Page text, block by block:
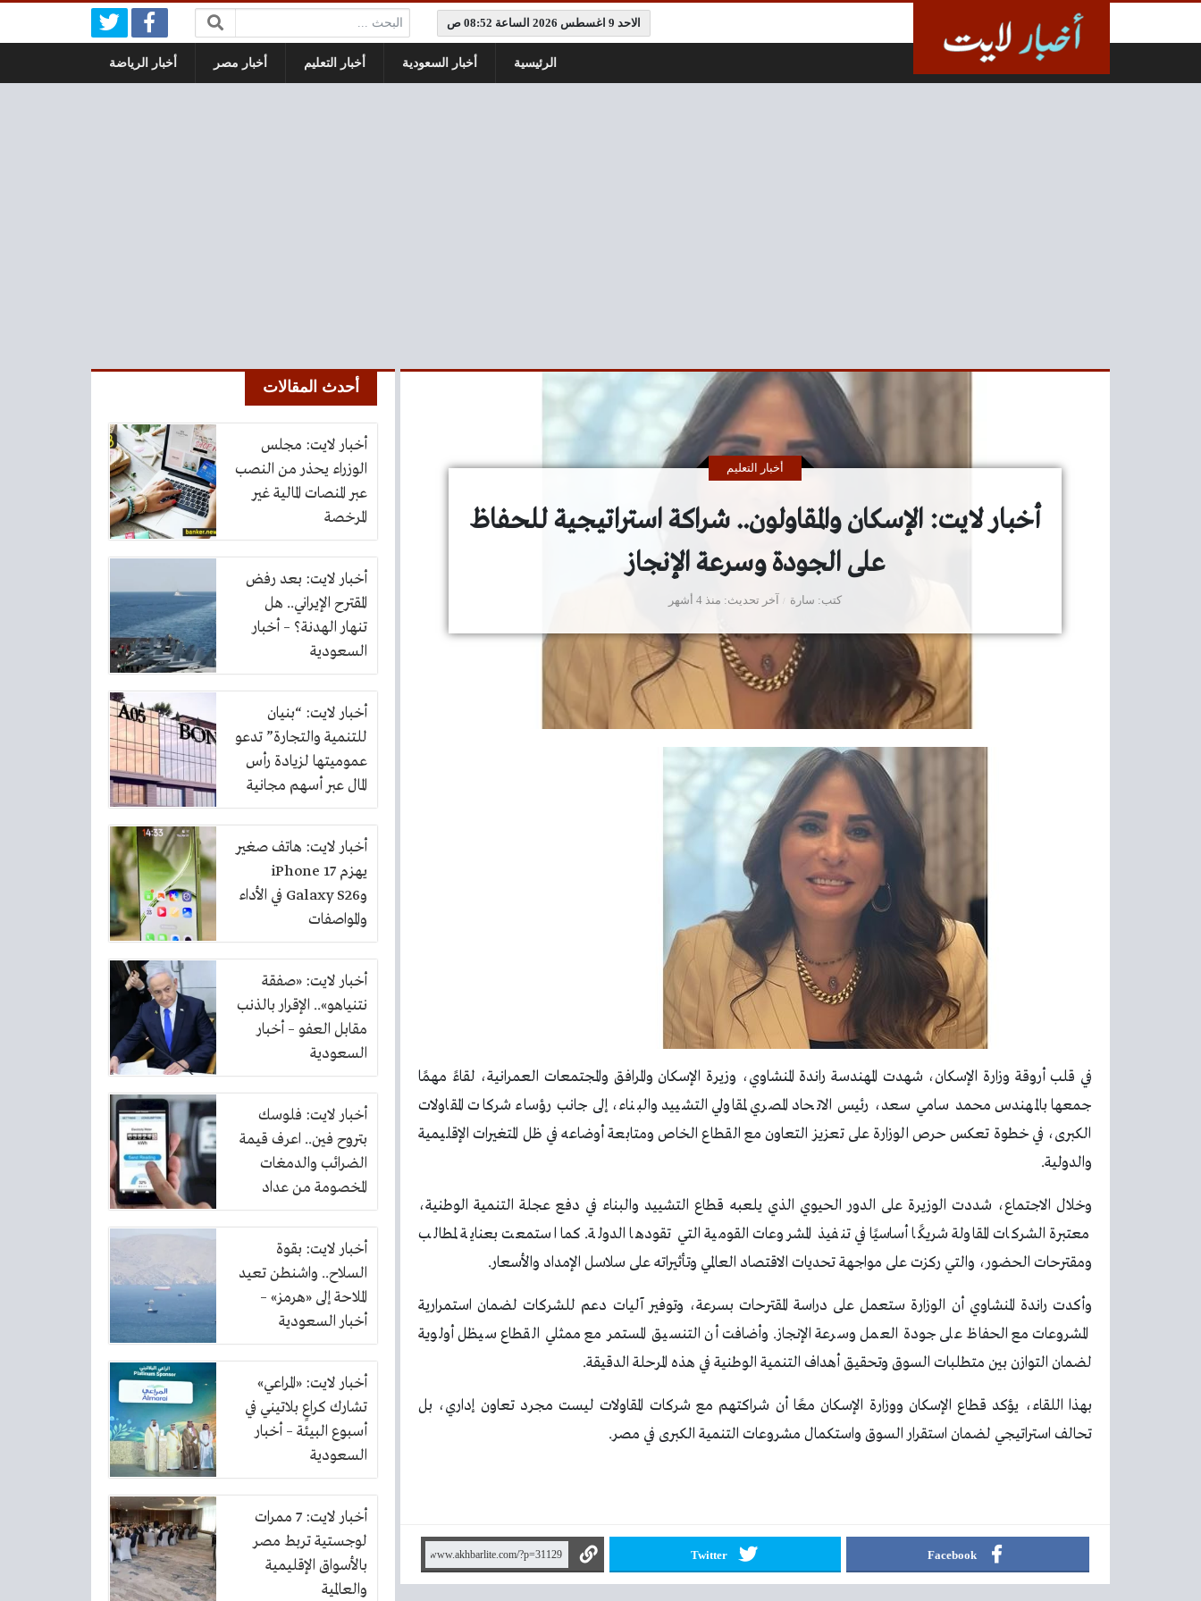
الاحد 9 اغسطس 2026 الساعة 08:52 ص البحث:
الرئيسية أخبار السعودية أخبار التعليم أخبار مصر أخبار الرياضة
أخبار لايت: الإسكان والمقاولون.. شراكة استراتيجية للحفاظ
على الجودة وسرعة الإنجاز
كتب سارة
أخبار التعليم
آخر تحديث منذ 4 أشهر
في قلب أروقة وزارة الإسكان، شهدت المهندسة راندة المنشاوي، وزيرة الإسكان والمرافق والمجتمعات العمرانية، لقاءً مهمًا
جمعها بالمهندس محمد سامي سعد، رئيس الاتحاد المصري لمقاولي التشييد والبناء، إلى جانب رؤساء شركات المقاولات
الكبرى، في خطوة تعكس حرص الوزارة على تعزيز التعاون مع القطاع الخاص ومتابعة أوضاعه في ظل المتغيرات الإقليمية
والدولية.
وخلال الاجتماع، شددت الوزيرة على الدور الحيوي الذي يلعبه قطاع التشييد والبناء في دفع عجلة التنمية الوطنية،
معتبرة الشركات المقاولة شريكًا أساسيًا في تنفيذ المشروعات القومية التي تقودها الدولة. كما استمعت بعناية لمطالب
ومقترحات الحضور، والتي ركزت على مواجهة تحديات الاقتصاد العالمي وتأثيراته على سلاسل الإمداد والأسعار.
وأكدت راندة المنشاوي أن الوزارة ستعمل على دراسة المقترحات بسرعة، وتوفير آليات دعم للشركات لضمان استمرارية
المشروعات مع الحفاظ على جودة العمل وسرعة الإنجاز. وأضافت أن التنسيق المستمر مع ممثلي القطاع سيظل أولوية
لضمان التوازن بين متطلبات السوق وتحقيق أهداف التنمية الوطنية في هذه المرحلة الدقيقة.
بهذا اللقاء، يؤكد قطاع الإسكان ووزارة الإسكان معًا أن شراكتهم مع شركات المقاولات ليست مجرد تعاون إداري، بل
تحالف استراتيجي لضمان استقرار السوق واستكمال مشروعات التنمية الكبرى في مصر.
Facebook
Twitter
أحدث المقالات
أخبار لايت: مجلس
الوزراء يحذر من النصب
عبر المنصات المالية غير
المرخصة
أخبار لايت: بعد رفض
المقترح الإيراني.. هل
تنهار الهدنة؟ – أخبار
السعودية
أخبار لايت: “بنيان
للتنمية والتجارة” تدعو
عموميتها لزيادة رأس
المال عبر أسهم مجانية
بنسبة 10%
أخبار لايت: هاتف صغير
يهزم iPhone 17
وGalaxy S26 في الأداء
والمواصفات
أخبار لايت: «صفقة
نتنياهو».. الإقرار بالذنب
مقابل العفو – أخبار
السعودية
أخبار لايت: فلوسك
بتروح فين.. اعرف قيمة
الضرائب والدمغات
المخصومة من عداد
الكهرباء
أخبار لايت: بقوة
السلاح.. واشنطن تعيد
الملاحة إلى «هرمز» –
أخبار السعودية
أخبار لايت: «المراعي»
تشارك كراعٍ بلاتيني في
أسبوع البيئة – أخبار
السعودية
أخبار لايت: 7 ممرات
لوجستية تربط مصر
بالأسواق الإقليمية
والعالمية